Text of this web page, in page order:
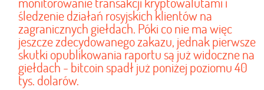
śledzenie działań rosyjskich klientów na
zagranicznych giełdach. Póki co nie ma więc
jeszcze zdecydowanego zakazu, jednak pierwsze
skutki opublikowania raportu są już widoczne na
giełdach - bitcoin spadł już poniżej poziomu 40
tys. dolarów.